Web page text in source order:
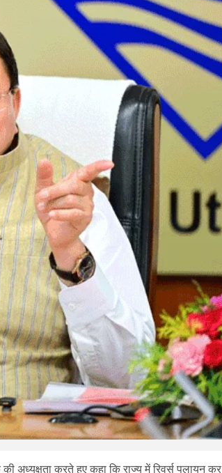
अध्यक्षता करते हुए कहा कि राज्य में रिवर्स पलायन कर